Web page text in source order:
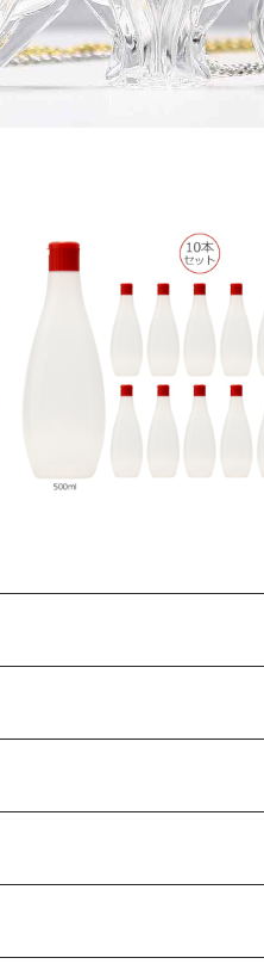
マヨネーズチューブ 500ml
1つ穴ヒンジキャップ 10本